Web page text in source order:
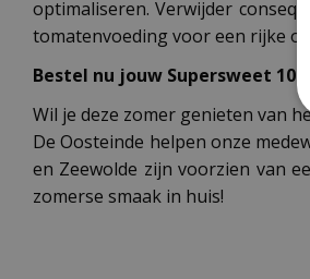
optimaliseren. Verwijder
tomatenvoeding voor een rijke
Bestel nu jouw Supersweet 100
Wil je deze zomer genieten van
De Oosteinde helpen onze
en Zeewolde zijn voorzien van
zomerse smaak in huis!